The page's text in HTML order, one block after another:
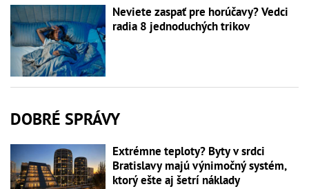
Neviete zaspať pre horúčavy? Vedci
radia 8 jednoduchých trikov
DOBRÉ SPRÁVY
Extrémne teploty? Byty v srdci
Bratislavy majú výnimočný systém,
ktorý ešte aj šetrí náklady